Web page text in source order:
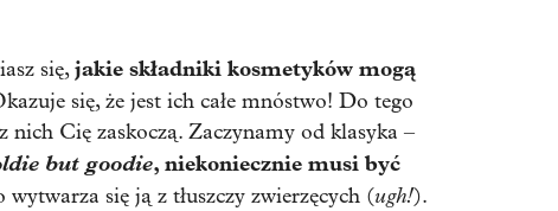
się,jakie składniki kosmetyków mogą
się, że jest ich całe mnóstwo! Do tego
nich Cię zaskoczą. Zaczynamy od klasyka –
but goodie, niekoniecznie musi być
wytwarza się ją z tłuszczy zwierzęcych (ugh!).